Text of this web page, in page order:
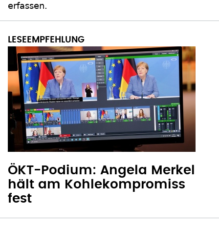
erfassen.
ÖKT-Podium: Angela Merkel
hält am Kohlekompromiss
fest